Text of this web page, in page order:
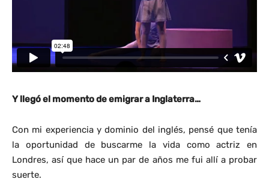
Y llegó el momento de emigrar a Inglaterra…
Con mi experiencia y dominio del inglés, pensé que tenía
la oportunidad de buscarme la vida como actriz en
Londres, así que hace un par de años me fui allí a probar
suerte.